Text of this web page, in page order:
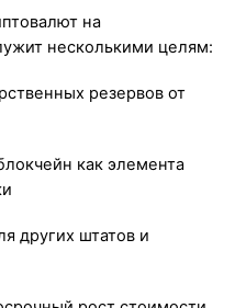
на
несколькими целям:
резервов от
как элемента
других штатов и